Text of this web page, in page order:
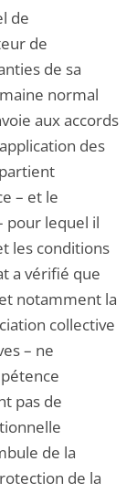
de
de
de sa
normal
aux accords
des
– et le
pour lequel il
les conditions
a vérifié que
notamment la
collective
– ne
pas de
de la
de la